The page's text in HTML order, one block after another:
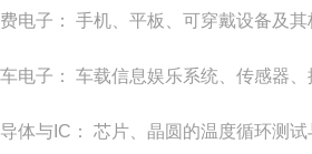
电子： 手机、平板、可穿戴设备及
电子： 车载信息娱乐系统、传感器
体与IC： 芯片、晶圆的温度循环测试